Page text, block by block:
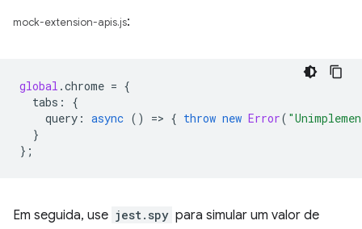
mock-extension-apis.js:
global .chrome = {
tabs :
{
query : async () => { throw new Error(
}
};
Em seguida, use jest.spy para simular um valor de